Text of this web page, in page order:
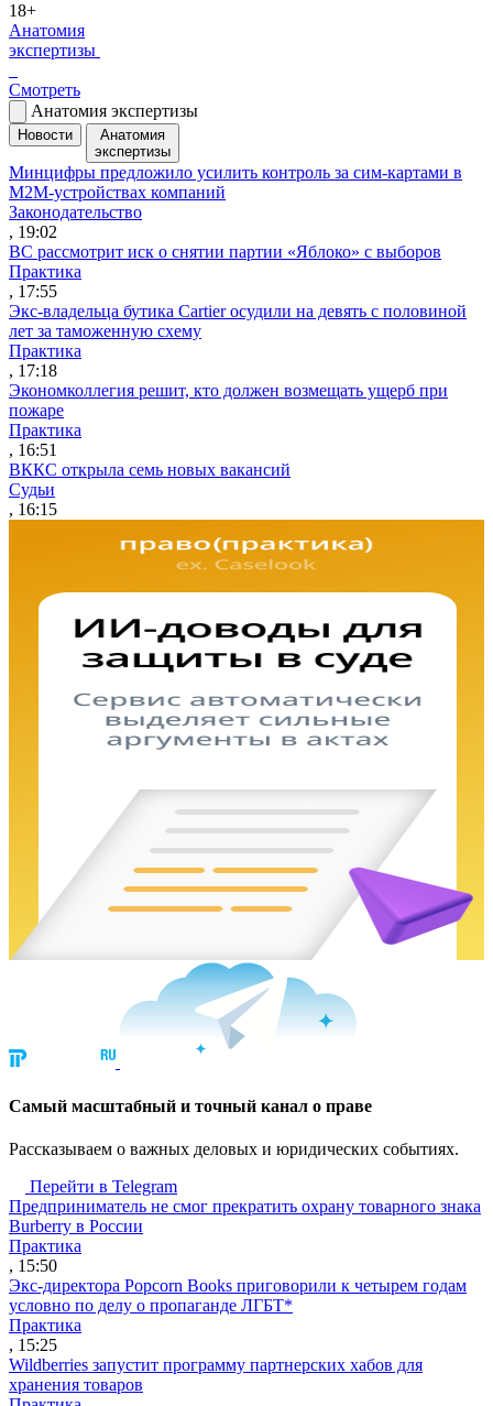
18+
Анатомия
экспертизы
Смотреть
Анатомия экспертизы
Новости
Анатомия
экспертизы
Минцифры предложило усилить контроль за сим-картами в
M2M-устройствах компаний
Законодательство
, 19:02
ВС рассмотрит иск о снятии партии «Яблоко» с выборов
Практика
, 17:55
Экс-владельца бутика Cartier осудили на девять с половиной
лет за таможенную схему
Практика
, 17:18
Экономколлегия решит, кто должен возмещать ущерб при
пожаре
Практика
, 16:51
ВККС открыла семь новых вакансий
Судьи
, 16:15
Cамый масштабный и точный канал о праве
Рассказываем о важных деловых и юридических событиях.
Перейти в Telegram
Предприниматель не смог прекратить охрану товарного знака
Burberry в России
Практика
, 15:50
Экс-директора Popcorn Books приговорили к четырем годам
условно по делу о пропаганде ЛГБТ*
Практика
, 15:25
Wildberries запустит программу партнерских хабов для
хранения товаров